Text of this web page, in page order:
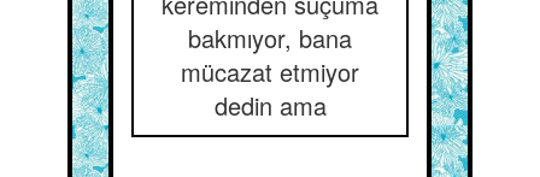
bakmıyor, bana
mücazat etmiyor
dedin ama